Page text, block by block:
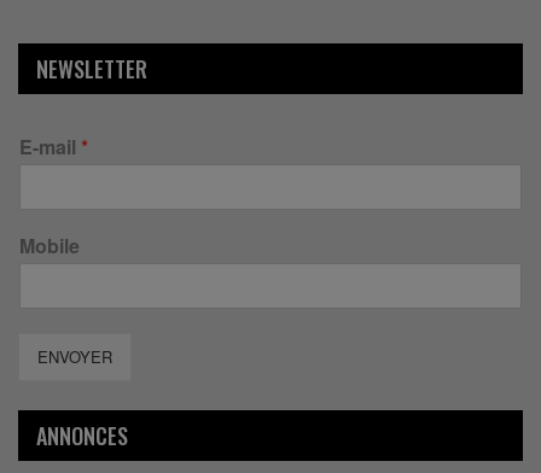
NEWSLETTER
E-mail *
Mobile
ENVOYER
ANNONCES